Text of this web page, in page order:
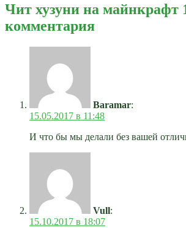
Чит хузуни на майнкрафт
комментария
Baramar:
15.05.2017 в 11:48
И что бы мы делали без вашей
Vull:
15.10.2017 в 18:07